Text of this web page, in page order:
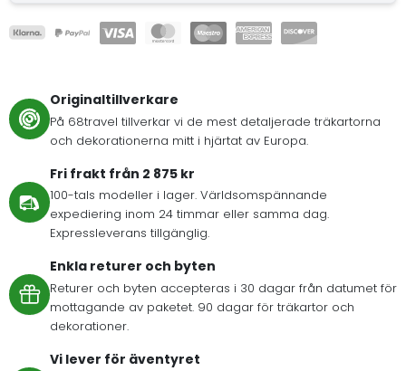
Originaltillverkare
På 68travel tillverkar vi de mest detaljerade träkartorna
och dekorationerna mitt i hjärtat av Europa.
Fri frakt från 2 875 kr
100-tals modeller i lager. Världsomspännande
expediering inom 24 timmar eller samma dag.
Expressleverans tillgänglig.
Enkla returer och byten
Returer och byten accepteras i 30 dagar från datumet för
mottagande av paketet. 90 dagar för träkartor och
dekorationer.
Vi lever för äventyret